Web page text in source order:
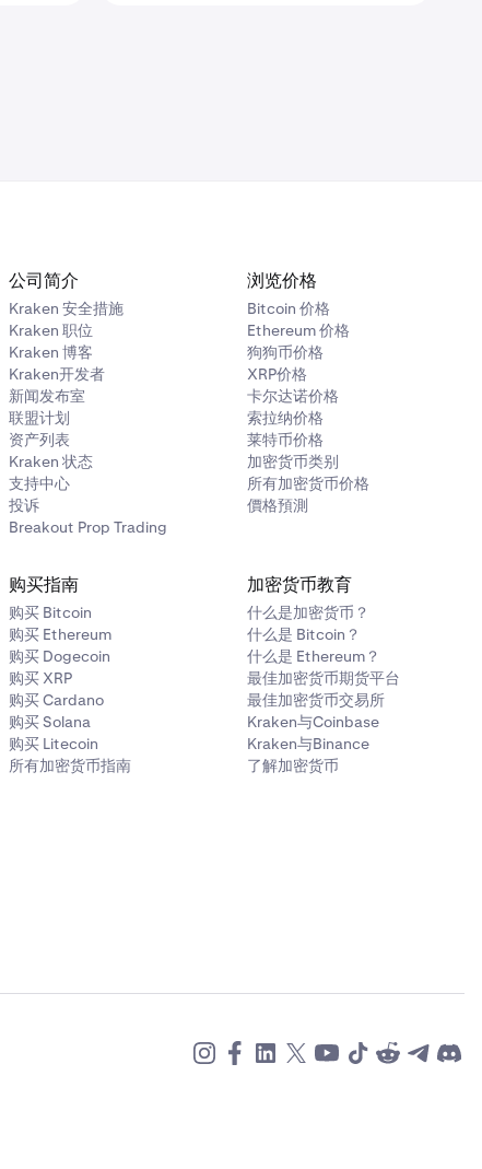
公司简介
Kraken 安全措施
Kraken 职位
Kraken 博客
Kraken开发者
新闻发布室
联盟计划
资产列表
Kraken 状态
支持中心
投诉
Breakout Prop Trading
浏览价格
Bitcoin 价格
Ethereum 价格
狗狗币价格
XRP价格
卡尔达诺价格
索拉纳价格
莱特币价格
加密货币类别
所有加密货币价格
價格預測
购买指南
购买 Bitcoin
购买 Ethereum
购买 Dogecoin
购买 XRP
购买 Cardano
购买 Solana
购买 Litecoin
所有加密货币指南
加密货币教育
什么是加密货币？
什么是 Bitcoin？
什么是 Ethereum？
最佳加密货币期货平台
最佳加密货币交易所
Kraken与Coinbase
Kraken与Binance
了解加密货币